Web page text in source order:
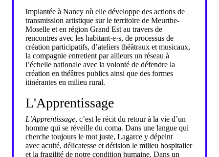
Implantée à Nancy où elle développe des actions de
transmission artistique sur le territoire de Meurthe-
Moselle et en région Grand Est au travers de
rencontres avec les habitant·e·s, de processus de
création participatifs, d’ateliers théâtraux et musicaux,
la compagnie entretient par ailleurs un réseau à
l’échelle nationale avec la volonté de défendre la
création en théâtres publics ainsi que des formes
itinérantes en milieu rural.
L'Apprentissage
L’Apprentissage, c’est le récit du retour à la vie d’un
homme qui se réveille du coma. Dans une langue qui
cherche toujours le mot juste, Lagarce y dépeint
avec acuité, délicatesse et dérision le milieu hospitalier
et la fragilité de notre condition humaine. Dans un